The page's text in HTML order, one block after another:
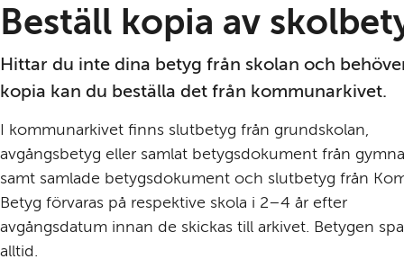
Beställ kopia av
Hittar du inte dina betyg från skolan och
kopia kan du beställa det från kommunarkivet.
I kommunarkivet finns slutbetyg från grundskolan,
avgångsbetyg eller samlat betygsdokument från
samt samlade betygsdokument och slutbetyg från
Betyg förvaras på respektive skola i 2–4 år efter
avgångsdatum innan de skickas till arkivet. Betygen
alltid.